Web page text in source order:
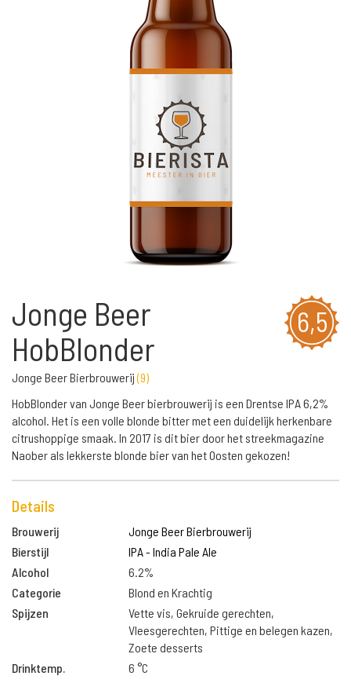
6,5
Jonge Beer
HobBlonder
Jonge Beer Bierbrouwerij(9)
HobBlonder van Jonge Beer bierbrouwerij is een Drentse IPA 6,2%
alcohol. Het is een volle blonde bitter met een duidelijk herkenbare
citrushoppige smaak. In 2017 is dit bier door het streekmagazine
Naober als lekkerste blonde bier van het Oosten gekozen!
Details
Brouwerij
Jonge Beer Bierbrouwerij
Bierstijl
IPA - India Pale Ale
Alcohol
6.2%
Categorie
Blond en Krachtig
Spijzen
Vette vis, Gekruide gerechten,
Vleesgerechten, Pittige en belegen kazen,
Zoete desserts
Drinktemp.
6 °C